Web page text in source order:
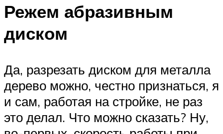
Режем абразивным
диском
Да, разрезать диском для металла
дерево можно, честно признаться, я
и сам, работая на стройке, не раз
это делал. Что можно сказать? Ну,